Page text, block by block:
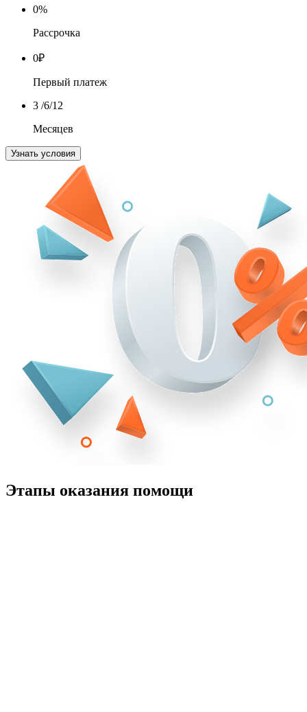
0%
Рассрочка
0₽
Первый платеж
3 /6/12
Месяцев
Узнать условия
Этапы оказания помощи